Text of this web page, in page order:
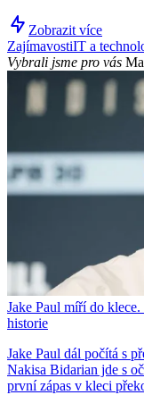
Zobrazit více
ZajímavostiIT a
Vybrali jsme pro vás
Jake Paul míří do
historie
Jake Paul dál počítá s
Nakisa Bidarian jde s
první zápas v kleci